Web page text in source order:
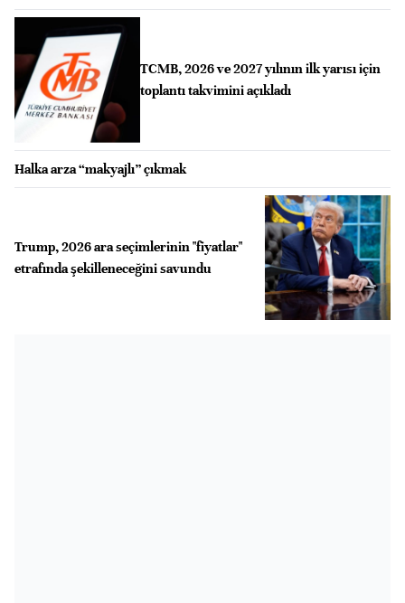
TCMB, 2026 ve 2027 yılının ilk yarısı için
toplantı takvimini açıkladı
Halka arza “makyajlı” çıkmak
Trump, 2026 ara seçimlerinin "fiyatlar"
etrafında şekilleneceğini savundu